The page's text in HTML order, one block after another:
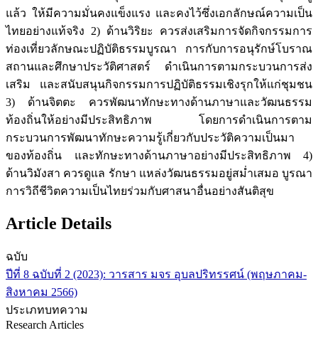
แล้ว ให้มีความมั่นคงแข็งแรง และคงไว้ซึ่งเอกลักษณ์ความเป็น
ไทยอย่างแท้จริง 2) ด้านวิริยะ ควรส่งเสริมการจัดกิจกรรมการ
ท่องเที่ยวลักษณะปฏิบัติธรรมบูรณา การกับการอนุรักษ์โบราณ
สถานและศึกษาประวัติศาสตร์ ดำเนินการตามกระบวนการส่ง
เสริม และสนับสนุนกิจกรรมการปฏิบัติธรรมเชิงรุกให้แก่ชุมชน
3) ด้านจิตตะ ควรพัฒนาทักษะทางด้านภาษาและวัฒนธรรม
ท้องถิ่นให้อย่างมีประสิทธิภาพ โดยการดำเนินการตาม
กระบวนการพัฒนาทักษะความรู้เกี่ยวกับประวัติความเป็นมา
ของท้องถิ่น และทักษะทางด้านภาษาอย่างมีประสิทธิภาพ 4)
ด้านวิมังสา ควรดูแล รักษา แหล่งวัฒนธรรมอยู่สม่ำเสมอ บูรณา
การวิถีชีวิตความเป็นไทยร่วมกับศาสนาอื่นอย่างสันติสุข
Article Details
ฉบับ
ปีที่ 8 ฉบับที่ 2 (2023): วารสาร มจร อุบลปริทรรศน์ (พฤษภาคม-
สิงหาคม 2566)
ประเภทบทความ
Research Articles